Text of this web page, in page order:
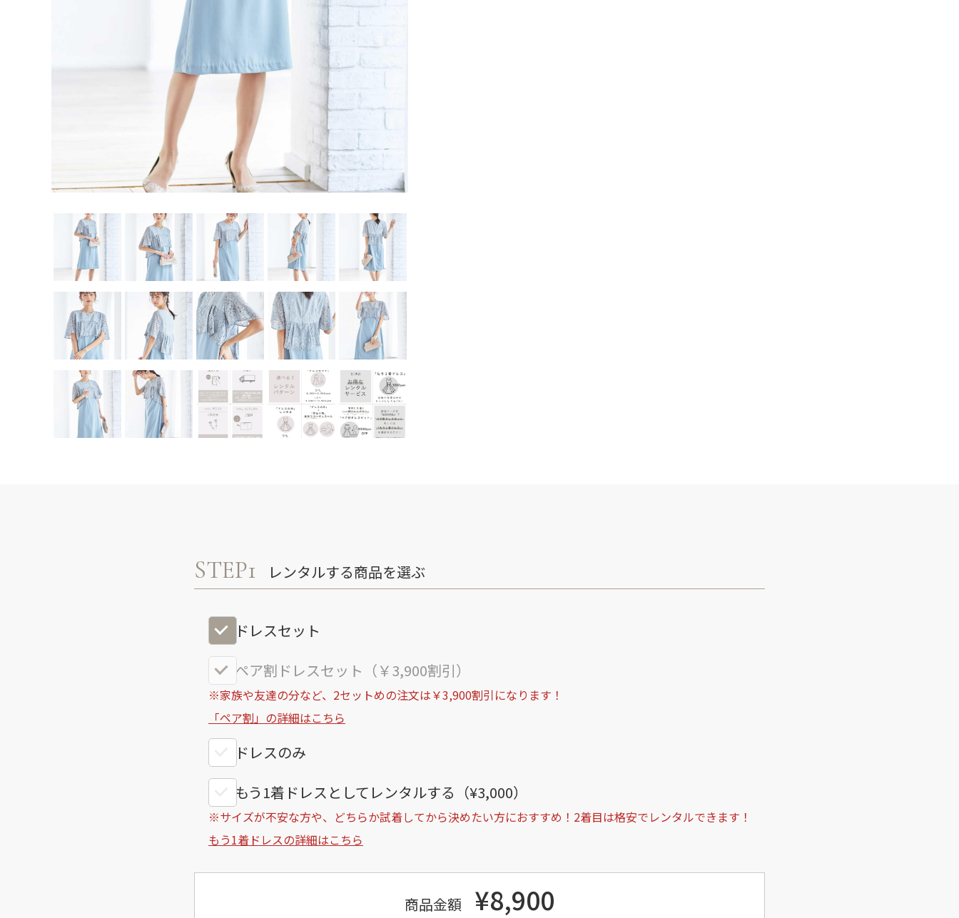
STEP1 レンタルする商品を選ぶ
ドレスセット
ペア割ドレスセット（￥3,900割引）
※家族や友達の分など、2セットめの注文は￥3,900割引になります！
「ペア割」の詳細はこちら
ドレスのみ
もう1着ドレスとしてレンタルする（¥3,000）
※サイズが不安な方や、どちらか試着してから決めたい方におすすめ！2着目は格安でレンタルできます！
もう1着ドレスの詳細はこちら
商品金額 ¥8,900